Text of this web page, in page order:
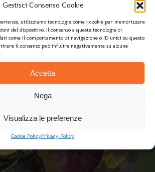
Gestisci Consenso Cookie
utilizziamo tecnologie come i cookie per memorizzare
del dispositivo. Il consenso a queste tecnologie ci
come il comportamento di navigazione o ID unici su questo
il consenso può influire negativamente su alcune
Accetta
Nega
Visualizza le preferenze
Cookie PolicyPrivacy Policy